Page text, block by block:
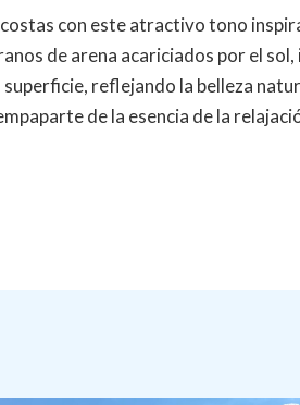
con este atractivo tono
de arena acariciados por el
reflejando la belleza
de la esencia de la